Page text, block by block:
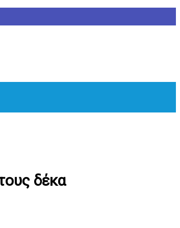
δέκα